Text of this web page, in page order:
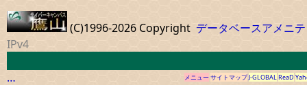
(C)1996-2026 Copyright データベースアメニ
IPv4
… メニューサイトマップJ-GLOBALReaD